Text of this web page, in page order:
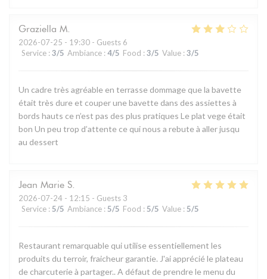
Graziella M
2026-07-25 - 19:30 - Guests 6
Service : 3/5 Ambiance : 4/5 Food : 3/5 Value : 3/5
Un cadre très agréable en terrasse dommage que la bavette
était très dure et couper une bavette dans des assiettes à
bords hauts ce n’est pas des plus pratiques Le plat vege était
bon Un peu trop d’attente ce qui nous a rebute à aller jusqu
au dessert
Jean Marie S
2026-07-24 - 12:15 - Guests 3
Service : 5/5 Ambiance : 5/5 Food : 5/5 Value : 5/5
Restaurant remarquable qui utilise essentiellement les
produits du terroir, fraicheur garantie. J'ai apprécié le plateau
de charcuterie à partager.. A défaut de prendre le menu du